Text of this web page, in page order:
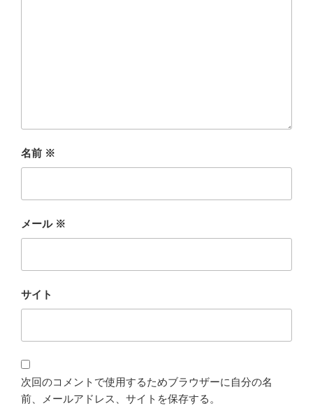
名前 ※
メール ※
サイト
次回のコメントで使用するためブラウザーに自分の名
前、メールアドレス、サイトを保存する。